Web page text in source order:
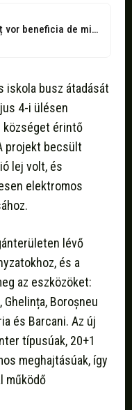
Elevii din 36 de localități din județ vor beneficia de microbuze electrice...
iskola busz átadását
4-i ülésen
községet érintő
projekt becsült
lej volt, és
elektromos
lévő
és a
az eszközöket:
Boroșneu
és Barcani. Az új
típusúak, 20+1
meghajtásúak, így
működő